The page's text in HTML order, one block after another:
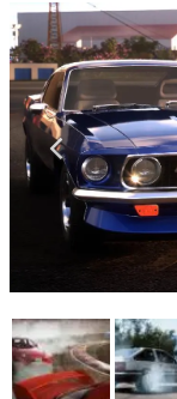
具体的
です。
ゲ
「経
の起
イニ
カテゴ
特集記事
女性向け
アプリレビュー